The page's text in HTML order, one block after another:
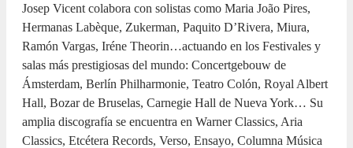
Josep Vicent colabora con solistas como Maria João Pires,
Hermanas Labèque, Zukerman, Paquito D’Rivera, Miura,
Ramón Vargas, Iréne Theorin…actuando en los Festivales y
salas más prestigiosas del mundo: Concertgebouw de
Ámsterdam, Berlín Philharmonie, Teatro Colón, Royal Albert
Hall, Bozar de Bruselas, Carnegie Hall de Nueva York… Su
amplia discografía se encuentra en Warner Classics, Aria
Classics, Etcétera Records, Verso, Ensayo, Columna Música